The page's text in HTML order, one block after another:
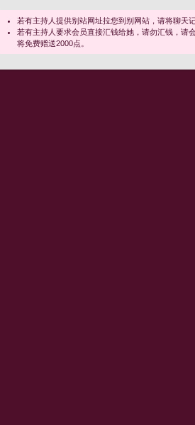
若有主持人提供别站网址拉您到别网站，请将聊天
若有主持人要求会员直接汇钱给她，请勿汇钱，请
将免费赠送2000点。